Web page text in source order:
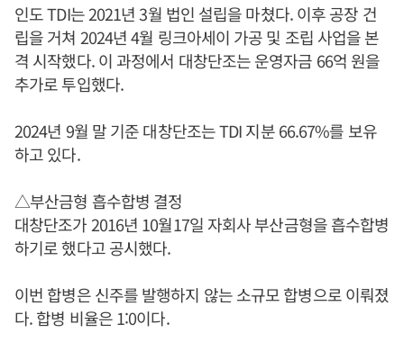
인도 TDI는 2021년 3월 법인 설립을 마쳤다. 이후 공장 건
립을 거쳐 2024년 4월 링크아세이 가공 및 조립 사업을 본
격 시작했다. 이 과정에서 대창단조는 운영자금 66억 원을
추가로 투입했다.
2024년 9월 말 기준 대창단조는 TDI 지분 66.67%를 보유
하고 있다.
△부산금형 흡수합병 결정
대창단조가 2016년 10월17일 자회사 부산금형을 흡수합병
하기로 했다고 공시했다.
이번 합병은 신주를 발행하지 않는 소규모 합병으로 이뤄졌
다. 합병 비율은 1:0이다.